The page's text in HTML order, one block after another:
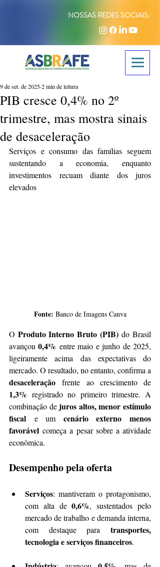
NOSSAS REDES SOCIAIS:
PIB cresce 0,4% no 2º
trimestre, mas mostra sinais
de desaceleração
9 de set. de 20252 min de leitura
Serviços e consumo das famílias seguem
sustentando a economia, enquanto
investimentos recuam diante dos juros
elevados
Fonte: Banco de Imagens Canva
O Produto Interno Bruto (PIB) do Brasil
avançou 0,4% entre maio e junho de 2025,
ligeiramente acima das expectativas do
desaceleração
1,3% registrado no primeiro trimestre. A
combinação de juros altos, menor estímulo
fiscal e um cenário externo menos
favorável começa a pesar sobre a atividade
econômica.
Desempenho pela oferta
Serviços: mantiveram o protagonismo,
com alta de 0,6%, sustentados pelo
mercado de trabalho e demanda interna,
com destaque para transportes,
tecnologia e serviços financeiros.